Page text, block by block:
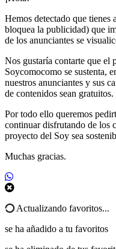
Hemos detectado que
bloquea la publicidad) que
de los anunciantes se
Nos gustaría contarte que el
Soycomocomo se sustenta,
nuestros anunciantes y sus
de contenidos sean gratuitos.
Por todo ello queremos
continuar disfrutando de los
proyecto del Soy sea
Muchas gracias.
Actualizando favoritos...
se ha añadido a tu favoritos